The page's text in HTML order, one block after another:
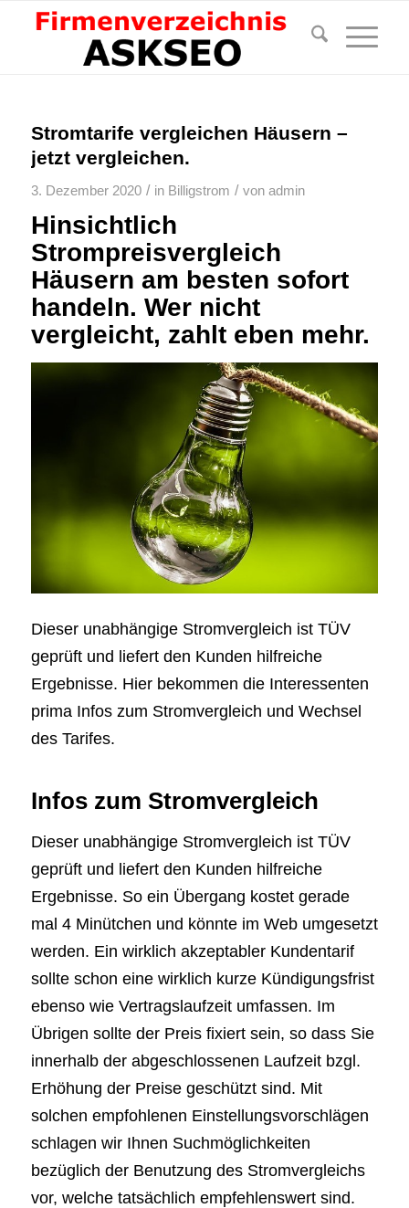
Stromtarife vergleichen Häusern –
jetzt vergleichen.
3. Dezember 2020 / in Billigstrom / von admin
Hinsichtlich
Strompreisvergleich
Häusern am besten sofort
handeln. Wer nicht
vergleicht, zahlt eben mehr.
Dieser unabhängige Stromvergleich ist TÜV
geprüft und liefert den Kunden hilfreiche
Ergebnisse. Hier bekommen die Interessenten
prima Infos zum Stromvergleich und Wechsel
des Tarifes.
Infos zum Stromvergleich
Dieser unabhängige Stromvergleich ist TÜV
geprüft und liefert den Kunden hilfreiche
Ergebnisse. So ein Übergang kostet gerade
mal 4 Minütchen und könnte im Web umgesetzt
werden. Ein wirklich akzeptabler Kundentarif
sollte schon eine wirklich kurze Kündigungsfrist
ebenso wie Vertragslaufzeit umfassen. Im
Übrigen sollte der Preis fixiert sein, so dass Sie
innerhalb der abgeschlossenen Laufzeit bzgl.
Erhöhung der Preise geschützt sind. Mit
solchen empfohlenen Einstellungsvorschlägen
schlagen wir Ihnen Suchmöglichkeiten
bezüglich der Benutzung des Stromvergleichs
vor, welche tatsächlich empfehlenswert sind.